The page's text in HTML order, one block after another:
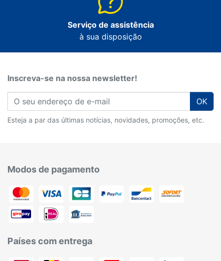
Serviço de assistência
à sua disposição
Inscreva-se na nossa newsletter!
OK
Esteja a par das últimas notícias, novidades, promoções, etc.
Modos de pagamento
Países com entrega